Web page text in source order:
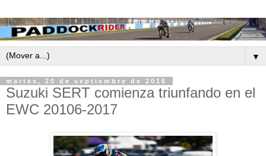
▼
martes, 20 de septiembre de 2016
Suzuki SERT comienza triunfando en el
EWC 20106-2017